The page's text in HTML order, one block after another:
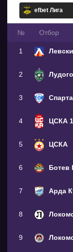
№ Oтбор
1 Левски
2
3
4 ЦСКА
5 ЦСКА
6 Ботев
7 Арда
8
9